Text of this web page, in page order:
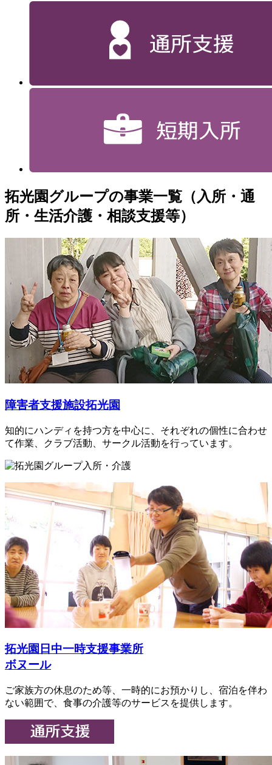
拓光園グループの事業一覧（入所・通
所・生活介護・相談支援等）
障害者支援施設拓光園
知的にハンディを持つ方を中心に、それぞれの個性に合わせ
て作業、クラブ活動、サークル活動を行っています。
拓光園日中一時支援事業所
ボヌール
ご家族方の休息のため等、一時的にお預かりし、宿泊を伴わ
ない範囲で、食事の介護等のサービスを提供します。